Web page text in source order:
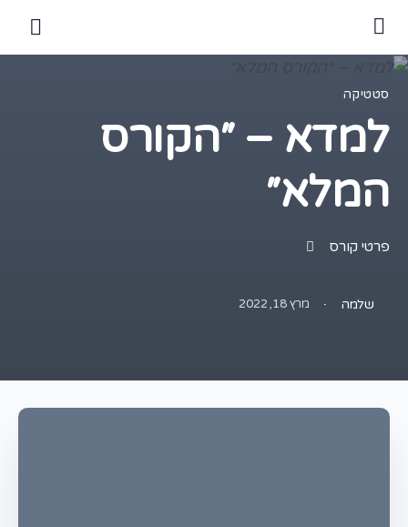
סטטיקה
למדא – ״הקורס
המלא״
פרטי קורס
שלמה · מרץ 18, 2022